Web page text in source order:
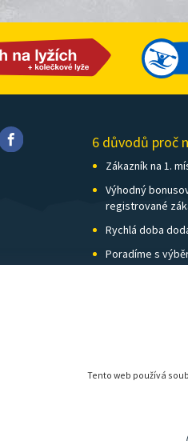
6 důvodů proč
Zákazník na 1.
Výhodný
registrované
Rychlá doba
Poradíme s
Tento web používá